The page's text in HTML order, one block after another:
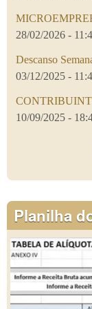
28/02/2026 -
Descanso
03/12/2025 -
10/09/2025 -
Planilha